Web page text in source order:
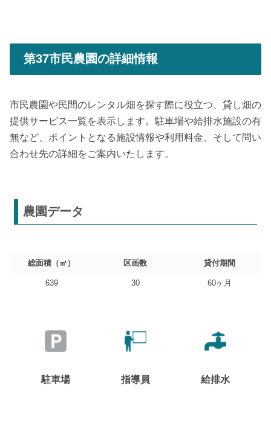
第37市民農園の詳細情報
市民農園や民間のレンタル畑を探す際に役立つ、貸し畑の
提供サービス一覧を表示します。駐車場や給排水施設の有
無など、ポイントとなる施設情報や利用料金、そして問い
合わせ先の詳細をご案内いたします。
農園データ
総面積（㎡） 区画数 貸付期間
639 30 60ヶ月
駐車場 指導員 給排水